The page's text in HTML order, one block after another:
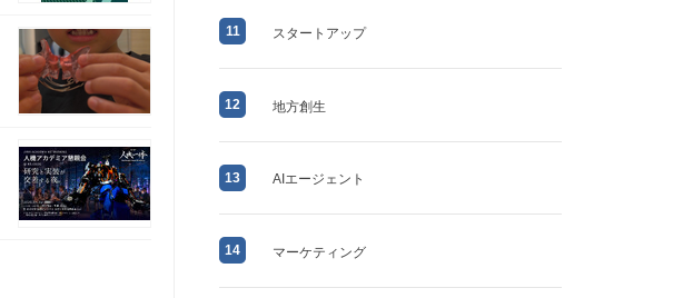
11 スタートアップ
12 地方創生
13 AIエージェント
14 マーケティング